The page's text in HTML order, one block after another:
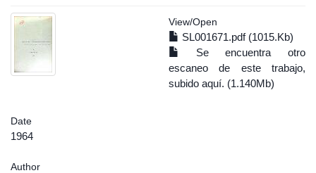
View/Open
SL001671.pdf (1015.Kb)
Se encuentra otro
escaneo de este trabajo,
subido aquí. (1.140Mb)
Date
1964
Author